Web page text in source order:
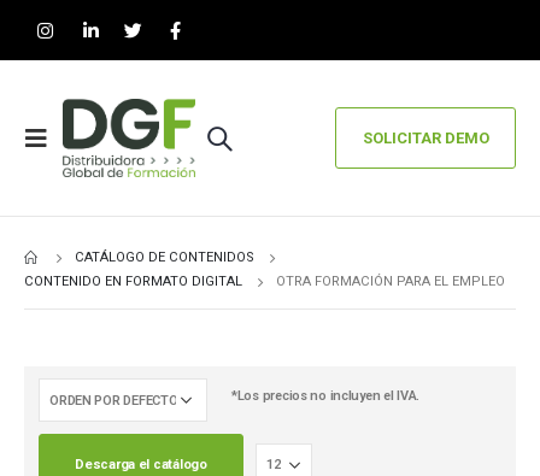
SOLICITAR DEMO
CATÁLOGO DE CONTENIDOS
CONTENIDO EN FORMATO DIGITAL
OTRA FORMACIÓN PARA EL EMPLEO
*Los precios no incluyen el IVA.
Descarga el catálogo